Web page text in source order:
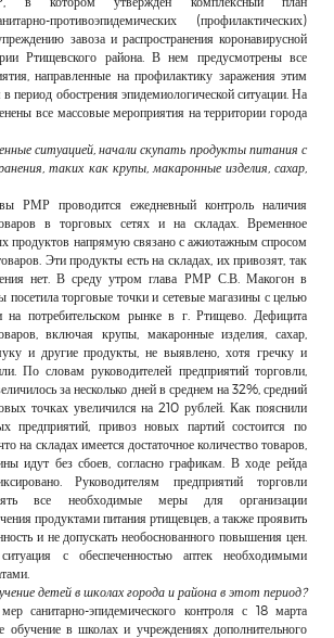
противоэпидемических (профилактических)
завоза и распространения коронавирусной
Ртищевского района. В нем предусмотрены все
направленные на профилактику заражения этим
период обострения эпидемиологической ситуации. На
все массовые мероприятия на территории города
ситуацией, начали скупать продукты питания с
таких как крупы, макаронные изделия, сахар,
РМР проводится ежедневный контроль наличия
в торговых сетях и на складах. Временное
продуктов напрямую связано с ажиотажным спросом
Эти продукты есть на складах, их привозят, так
нет. В среду утром глава РМР С.В. Макогон в
посетила торговые точки и сетевые магазины с целью
на потребительском рынке в г. Ртищево. Дефицита
включая крупы, макаронные изделия, сахар,
и другие продукты, не выявлено, хотя гречку и
По словам руководителей предприятий торговли,
за несколько дней в среднем на 32%, средний
точках увеличился на 210 рублей. Как пояснили
предприятий, привоз новых партий состоится по
на складах имеется достаточное количество товаров,
идут без сбоев, согласно графикам. В ходе рейда
Руководителям предприятий торговли
все необходимые меры для организации
продуктами питания ртищевцев, а также проявить
и не допускать необоснованного повышения цен.
с обеспеченностью аптек необходимыми
детей в школах города и района в этот период?
санитарно-эпидемического контроля с 18 марта
обучение в школах и учреждениях дополнительного